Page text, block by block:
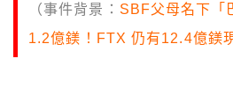
（事件背景： SBF父母名下「
1.2億鎂！FTX 仍有12.4億鎂